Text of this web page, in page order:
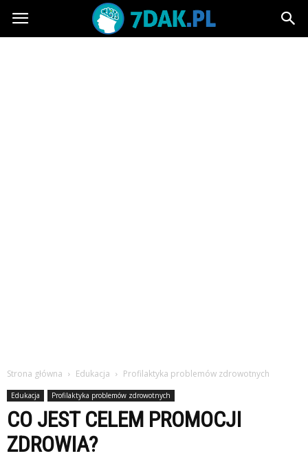
7dak.pl
Strona główna Edukacja Profilaktyka problemów zdrowotnych
Edukacja Profilaktyka problemów zdrowotnych
CO JEST CELEM PROMOCJI
ZDROWIA?